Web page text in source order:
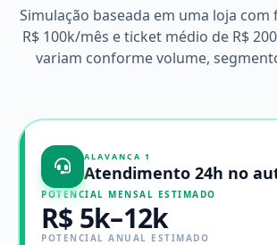
Simulação baseada em uma loja
R$ 100k/mês e ticket médio de R$
variam conforme volume,
ALAVANCA 1
Atendimento 24h no
POTENCIAL MENSAL ESTIMADO
R$ 5k–12k
POTENCIAL ANUAL ESTIMADO